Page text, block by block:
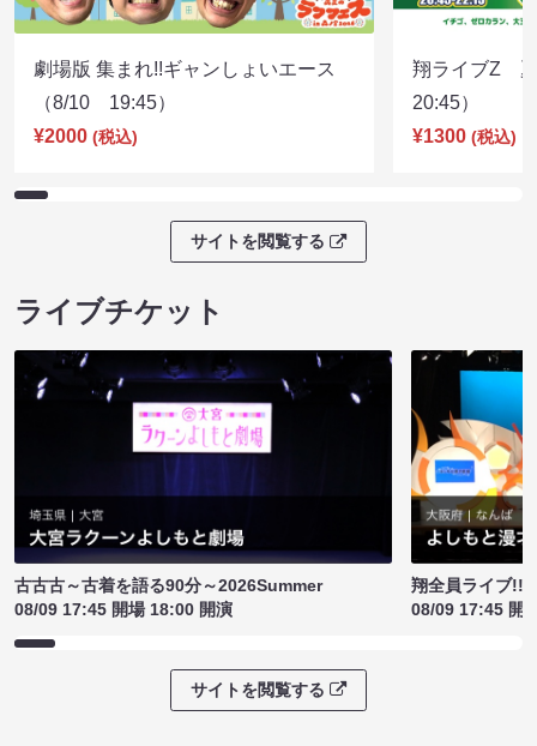
劇場版 集まれ!!ギャンしょいエース
（8/10 19:45）
¥2000 (税込)
翔ライブZ
20:45）
¥1300 (税込)
サイトを閲覧する
ライブチケット
古古古～古着を語る90分～2026Summer
08/09 17:45 開場 18:00 開演
翔全員ライブ!!!
08/09 17:45 開
サイトを閲覧する